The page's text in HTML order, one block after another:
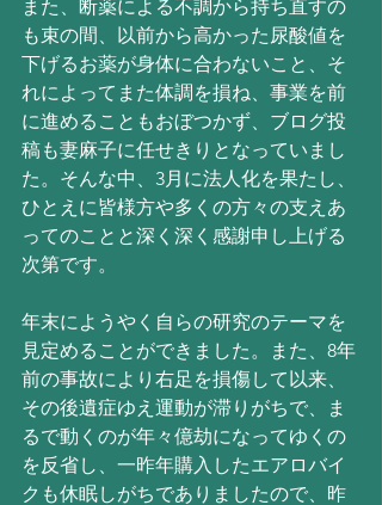
また、断薬による不調から持ち直すの
も束の間、以前から高かった尿酸値を
下げるお薬が身体に合わないこと、そ
れによってまた体調を損ね、事業を前
に進めることもおぼつかず、ブログ投
稿も妻麻子に任せきりとなっていまし
た。そんな中、3月に法人化を果たし、
ひとえに皆様方や多くの方々の支えあ
ってのことと深く深く感謝申し上げる
次第です。
年末にようやく自らの研究のテーマを
見定めることができました。また、8年
前の事故により右足を損傷して以来、
その後遺症ゆえ運動が滞りがちで、ま
るで動くのが年々億劫になってゆくの
を反省し、一昨年購入したエアロバイ
クも休眠しがちでありましたので、昨